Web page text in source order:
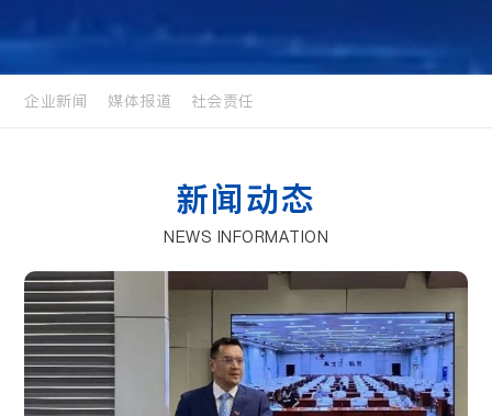
企业新闻 媒体报道 社会责任
新闻动态
NEWS INFORMATION